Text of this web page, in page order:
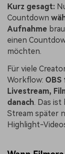
Kurz gesagt:
Countdown
Aufnahme
einen
möchten.
Für viele
Workflow:
Livestream,
danach. Das ist
Stream später
Highlight-